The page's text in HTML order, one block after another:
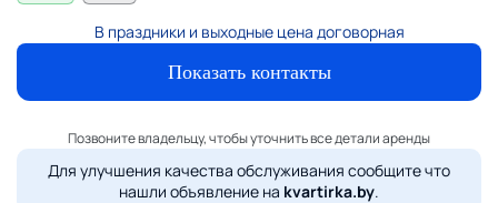
В праздники и выходные цена договорная
Показать контакты
Позвоните владельцу, чтобы уточнить все детали аренды
Для улучшения качества обслуживания сообщите что
нашли объявление на kvartirka.by.